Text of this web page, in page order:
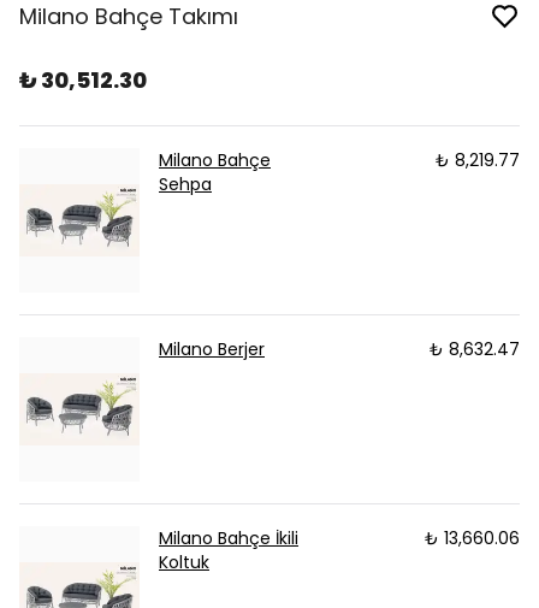
Milano Bahçe Takımı
₺ 30,512.30
Milano Bahçe
Sehpa
₺ 8,219.77
Milano Berjer ₺ 8,632.47
Milano Bahçe İkili
Koltuk
₺ 13,660.06